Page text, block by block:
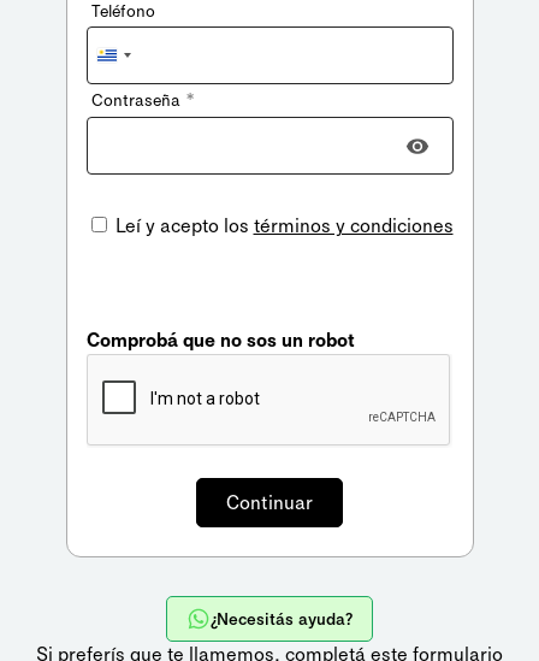
Teléfono
Uruguay
+598
Contraseña *
Leí y acepto los términos y condiciones
Comprobá que no sos un robot
¿Necesitás ayuda?
Si preferís que te llamemos, completá este formulario